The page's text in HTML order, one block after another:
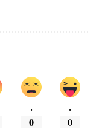
.
0
.
0